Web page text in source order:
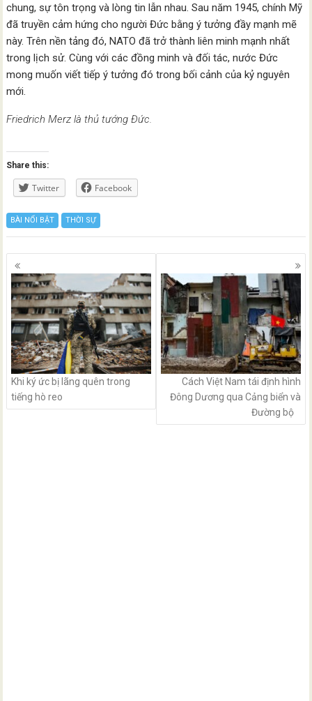
chung, sự tôn trọng và lòng tin lẫn nhau. Sau năm 1945, chính Mỹ
đã truyền cảm hứng cho người Đức bằng ý tưởng đầy mạnh mẽ
này. Trên nền tảng đó, NATO đã trở thành liên minh mạnh nhất
trong lịch sử. Cùng với các đồng minh và đối tác, nước Đức
mong muốn viết tiếp ý tưởng đó trong bối cảnh của kỷ nguyên
mới.
Friedrich Merz là thủ tướng Đức.
Share this:
Twitter Facebook
BÀI NỔI BẬT THỜI SỰ
Posts
navigation
Khi ký ức bị lãng quên trong
tiếng hò reo
Cách Việt Nam tái định hình
Đông Dương qua Cảng biển và
Đường bộ